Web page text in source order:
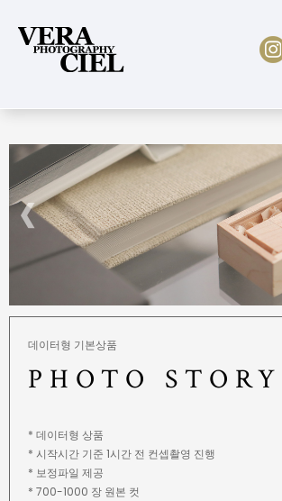
PORTFOLIO
PRICING
ABOUT US
CONTACT
데이터형 기본상품
PHOTO STORY
* 데이터형 상품
* 시작시간 기준 1시간 전 컨셉촬영 진행
* 보정파일 제공
* 700-1000 장 원본 컷